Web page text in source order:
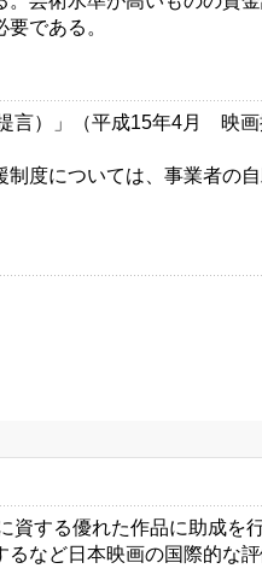
である。
言）」（平成15年4月 映
度については、事業者の
する優れた作品に助成を
など日本映画の国際的な